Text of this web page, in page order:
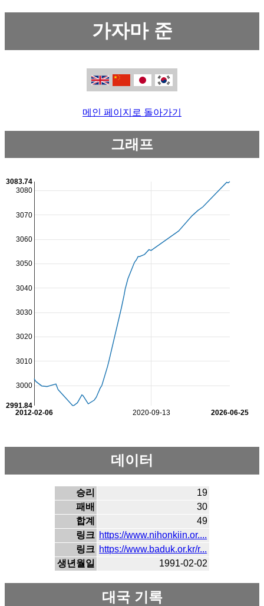
가자마 준
메인 페이지로 돌아가기
그래프
2020-09-13
2012-02-06 2026-06-25
3000
3010
3020
3030
3040
3050
3060
3070
3080
2991.84
3083.74
데이터
승리
19
패배
30
합계
49
링크 https://www.nihonkiin.or....
링크 https://www.baduk.or.kr/r...
생년월일
1991-02-02
대국 기록